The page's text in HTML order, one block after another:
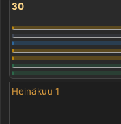
30
Heinäkuu 1